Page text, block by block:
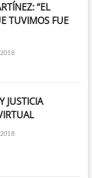
“EL
TUVIMOS FUE
JUSTICIA